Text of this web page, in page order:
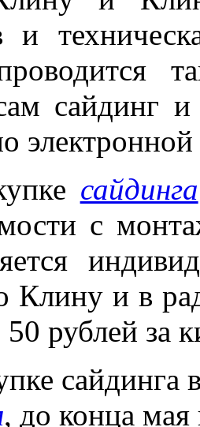
и
сайдинг и
сайдинга
с
Клину и в
50 рублей за
сайдинга
, до конца мая